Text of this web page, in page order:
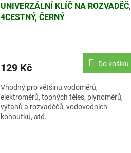
UNIVERZÁLNÍ KLÍČ NA ROZVADĚČ,
4CESTNÝ, ČERNÝ
129 Kč Do košíku
Vhodný pro většinu vodoměrů,
elektroměrů, topných těles, plynoměrů,
výtahů a rozvaděčů, vodovodních
kohoutků, atd.